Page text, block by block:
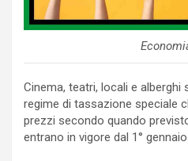
Cinema, teatri, locali e
regime di tassazione speciale
prezzi secondo quando
entrano in vigore dal 1° gennaio